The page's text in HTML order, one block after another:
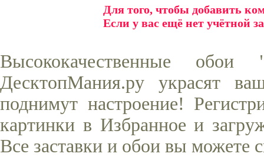
Для того, чтобы добавить
Если у вас ещё нет учётной
Высококачественные
ДесктопМания.ру украсят
поднимут настроение!
картинки в Избранное и
Все заставки и обои вы можете